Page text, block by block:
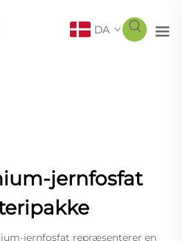
DA
jernfosfat
jernfosfat repræsenterer en